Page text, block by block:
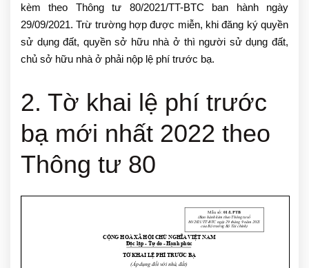
kèm theo Thông tư 80/2021/TT-BTC ban hành ngày
29/09/2021. Trừ trường hợp được miễn, khi đăng ký quyền
sử dụng đất, quyền sở hữu nhà ở thì người sử dụng đất,
chủ sở hữu nhà ở phải nộp lệ phí trước bạ.
2. Tờ khai lệ phí trước
bạ mới nhất 2022 theo
Thông tư 80